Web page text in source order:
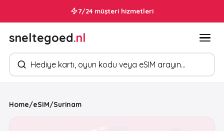
7/24 müşteri hizmetleri
sneltegoed.nl
Ürün arayın
Home/eSIM/Surinam